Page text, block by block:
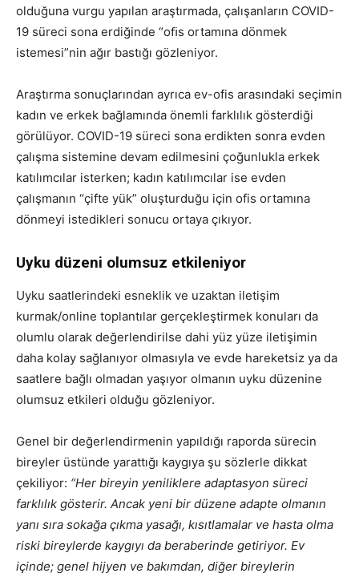
olduğuna vurgu yapılan araştırmada, çalışanların COVID-
19 süreci sona erdiğinde “oﬁs ortamına dönmek
istemesi”nin ağır bastığı gözleniyor.
Araştırma sonuçlarından ayrıca ev-ofis arasındaki seçimin
kadın ve erkek bağlamında önemli farklılık gösterdiği
görülüyor. COVID-19 süreci sona erdikten sonra evden
çalışma sistemine devam edilmesini çoğunlukla erkek
katılımcılar isterken; kadın katılımcılar ise evden
çalışmanın “çifte yük” oluşturduğu için ofis ortamına
dönmeyi istedikleri sonucu ortaya çıkıyor.
Uyku düzeni olumsuz etkileniyor
Uyku saatlerindeki esneklik ve uzaktan iletişim
kurmak/online toplantılar gerçekleştirmek konuları da
olumlu olarak değerlendirilse dahi yüz yüze iletişimin
daha kolay sağlanıyor olmasıyla ve evde hareketsiz ya da
saatlere bağlı olmadan yaşıyor olmanın uyku düzenine
olumsuz etkileri olduğu gözleniyor.
Genel bir değerlendirmenin yapıldığı raporda sürecin
bireyler üstünde yarattığı kaygıya şu sözlerle dikkat
çekiliyor: “Her bireyin yeniliklere adaptasyon süreci
farklılık gösterir. Ancak yeni bir düzene adapte olmanın
yanı sıra sokağa çıkma yasağı, kısıtlamalar ve hasta olma
riski bireylerde kaygıyı da beraberinde getiriyor. Ev
içinde; genel hijyen ve bakımdan, diğer bireylerin